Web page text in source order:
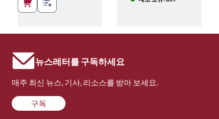
뉴스레터를 구독하세요
매주 최신 뉴스, 기사, 리소스를 받아 보세요.
구독